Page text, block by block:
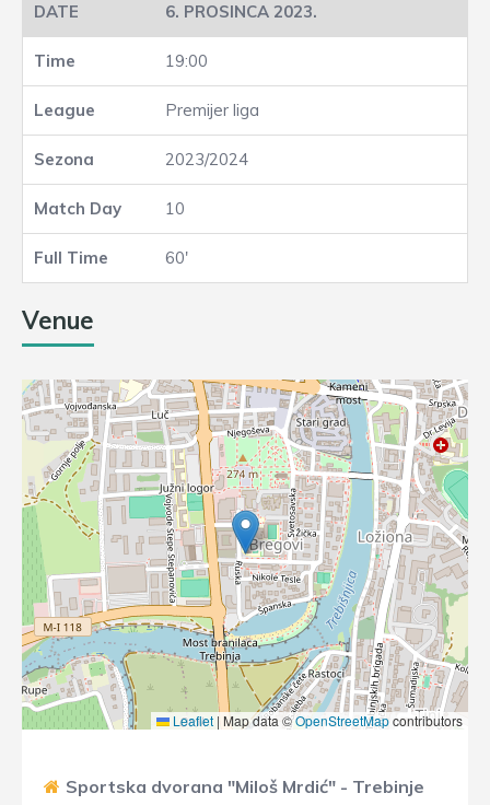
6. PROSINCA 2023.
19:00
Premijer liga
2023/2024
10
60'
Venue
Leaflet | Map data ©OpenStreetMapcontributors
Sportska dvorana "Miloš Mrdić" - Trebinje